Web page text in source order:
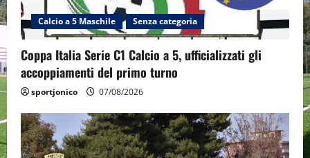
Calcio a 5 Maschile Senza categoria
Coppa Italia Serie C1 Calcio a 5, ufficializzati gli
accoppiamenti del primo turno
sportjonico 07/08/2026